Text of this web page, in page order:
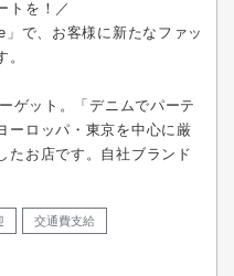
トを！／
で、お客様に新たなファッ
ゲット。「デニムでパーテ
ーロッパ・東京を中心に厳
たお店です。自社ブランド
交通費支給